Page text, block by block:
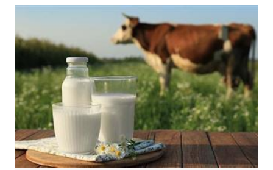
MEILLEURE
SANTÉ
QUE
LES
ENFANTS
VACCINÉS
–
POURQUOI
LES
AGENCES
DE